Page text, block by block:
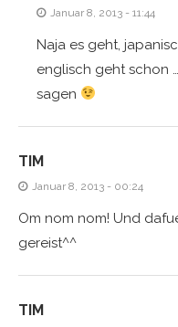
Januar 8, 2013 - 11:44
Naja es geht,
englisch geht schon
sagen
TIM
Januar 8, 2013 - 00:24
Om nom nom! Und
gereist^^
TIM